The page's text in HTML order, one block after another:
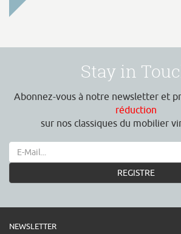
Stay in
Abonnez-vous à notre newsletter et
réduction
sur nos classiques du mobilier
REGISTRE
NEWSLETTER